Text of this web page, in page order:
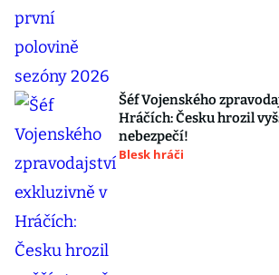
Šéf Vojenského
Hráčích: Česku hrozil
nebezpečí!
Blesk hráči